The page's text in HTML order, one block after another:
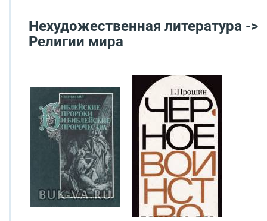
Нехудожественная литература ->
Религии мира